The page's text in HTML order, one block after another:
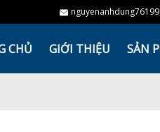
CHỦ GIỚI THIỆU SẢN